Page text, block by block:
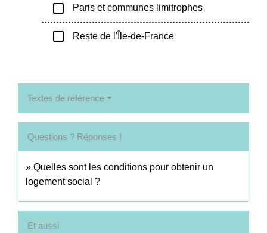
check_box_outline_blank Paris et communes limitrophes
check_box_outline_blank Reste de l'Île-de-France
Textes de référence
Questions ? Réponses !
Quelles sont les conditions pour obtenir un
logement social ?
Et aussi